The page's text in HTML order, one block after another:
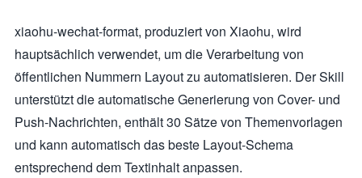
xiaohu-wechat-format, produziert von Xiaohu, wird
hauptsächlich verwendet, um die Verarbeitung von
öffentlichen Nummern Layout zu automatisieren. Der Skill
unterstützt die automatische Generierung von Cover- und
Push-Nachrichten, enthält 30 Sätze von Themenvorlagen
und kann automatisch das beste Layout-Schema
entsprechend dem Textinhalt anpassen.